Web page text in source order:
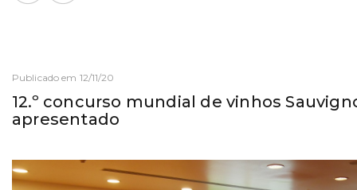
Publicado em 12/11/20
12.º concurso mundial de vinhos
apresentado